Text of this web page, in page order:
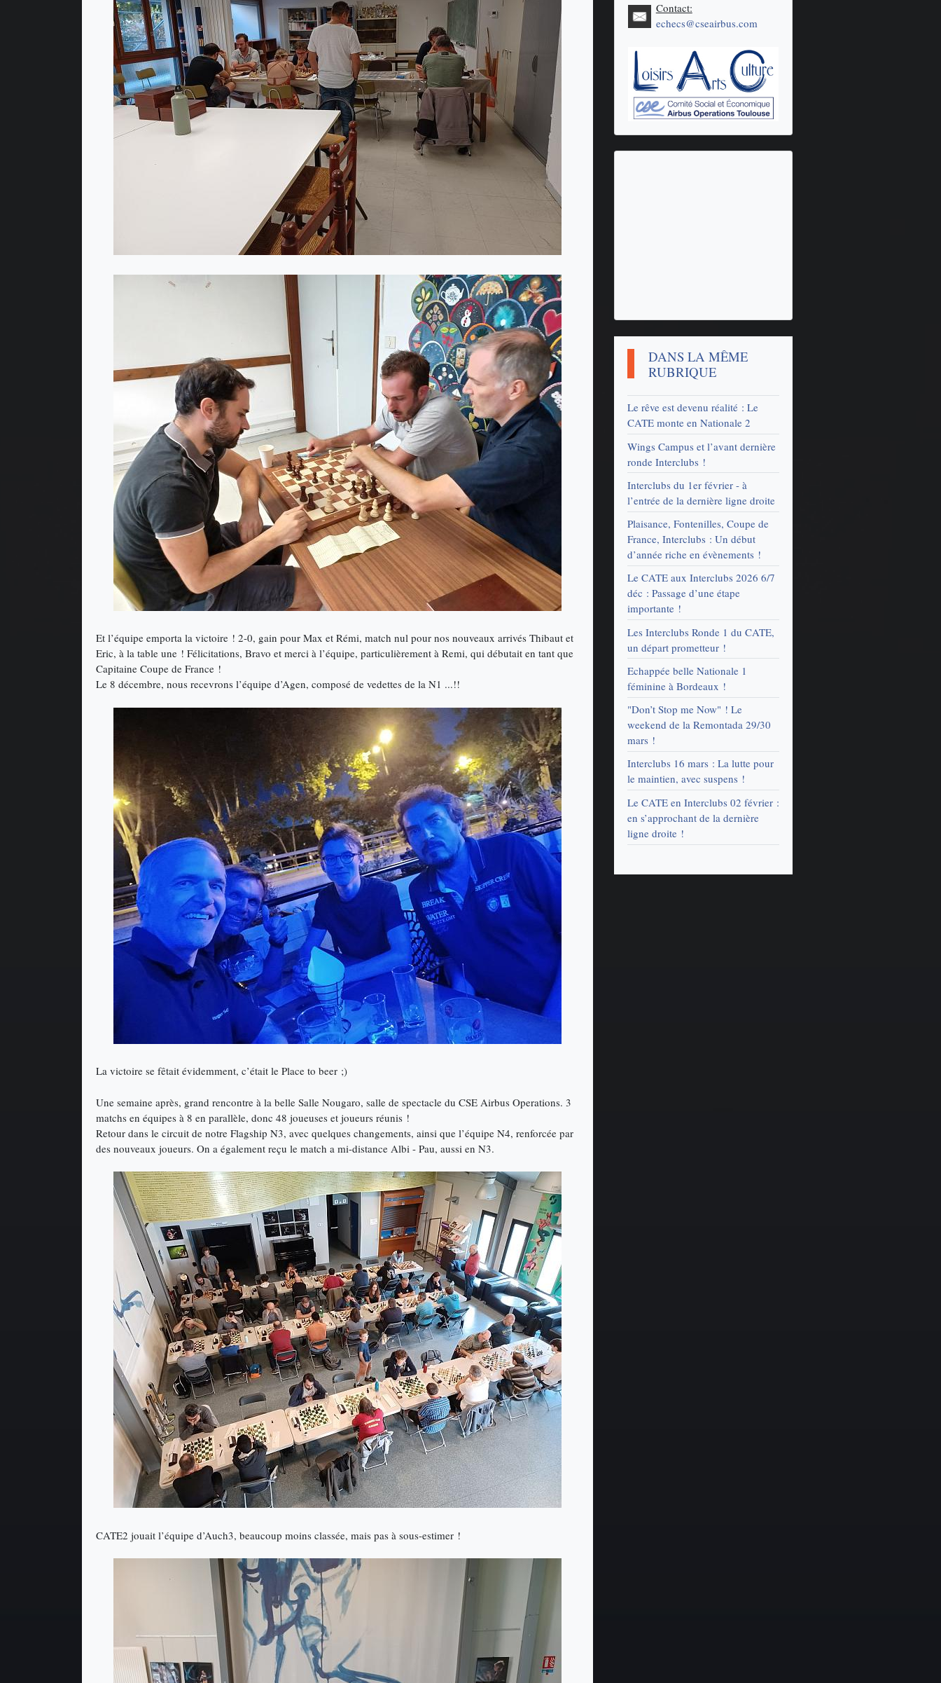
Et l’équipe emporta la victoire ! 2-0, gain pour Max et Rémi, match nul pour nos nouveaux arrivés Thibaut et
Eric, à la table une ! Félicitations, Bravo et merci à l’équipe, particulièrement à Remi, qui débutait en tant que
Capitaine Coupe de France !
Le 8 décembre, nous recevrons l’équipe d’Agen, composé de vedettes de la N1 ...!!
La victoire se fêtait évidemment, c’était le Place to beer ;)
Une semaine après, grand rencontre à la belle Salle Nougaro, salle de spectacle du CSE Airbus Operations. 3
matchs en équipes à 8 en parallèle, donc 48 joueuses et joueurs réunis !
Retour dans le circuit de notre Flagship N3, avec quelques changements, ainsi que l’équipe N4, renforcée par
des nouveaux joueurs. On a également reçu le match a mi-distance Albi - Pau, aussi en N3.
CATE2 jouait l’équipe d’Auch3, beaucoup moins classée, mais pas à sous-estimer !
Contact:
echecs@cseairbus.com
DANS LA MÊME
RUBRIQUE
Le rêve est devenu réalité : Le
CATE monte en Nationale 2
Wings Campus et l’avant dernière
ronde Interclubs !
Interclubs du 1er février - à
l’entrée de la dernière ligne droite
Plaisance, Fontenilles, Coupe de
France, Interclubs : Un début
d’année riche en évènements !
Le CATE aux Interclubs 2026 6/7
déc : Passage d’une étape
importante !
Les Interclubs Ronde 1 du CATE,
un départ prometteur !
Echappée belle Nationale 1
féminine à Bordeaux !
"Don’t Stop me Now" ! Le
weekend de la Remontada 29/30
mars !
Interclubs 16 mars : La lutte pour
le maintien, avec suspens !
Le CATE en Interclubs 02 février :
en s’approchant de la dernière
ligne droite !